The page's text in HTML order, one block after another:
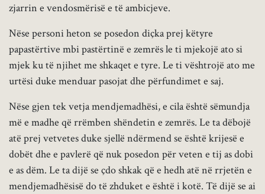
zjarrin e vendosmërisë e të ambicjeve.
Nëse personi heton se posedon diçka prej këtyre
papastërtive mbi pastërtinë e zemrës le ti mjekojë ato si
mjek ku të njihet me shkaqet e tyre. Le ti vështrojë ato me
urtësi duke menduar pasojat dhe përfundimet e saj.
Nëse gjen tek vetja mendjemadhësi, e cila është sëmundja
më e madhe që rrëmben shëndetin e zemrës. Le ta dëbojë
atë prej vetvetes duke sjellë ndërmend se është krijesë e
dobët dhe e pavlerë që nuk posedon për veten e tij as dobi
e as dëm. Le ta dijë se çdo shkak që e hedh atë në rrjetën e
mendjemadhësisë do të zhduket e është i kotë. Të dijë se ai